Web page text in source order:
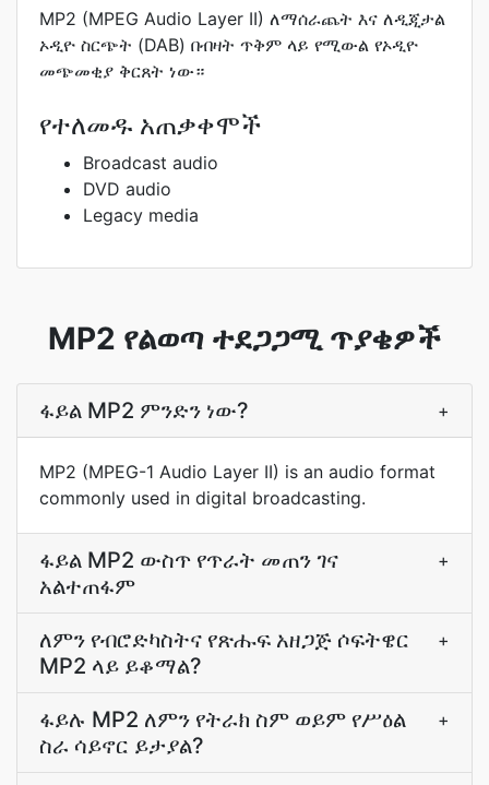
MP2 (MPEG Audio Layer II) ለማሰራጨት እና ለዲጂታል
ኦዲዮ ስርጭት (DAB) በብዛት ጥቅም ላይ የሚውል የኦዲዮ
መጭመቂያ ቅርጸት ነው።
የተለመዱ አጠቃቀሞች
Broadcast audio
DVD audio
Legacy media
MP2 የልወጣ ተደጋጋሚ ጥያቄዎች
ፋይል MP2 ምንድን ነው? +
MP2 (MPEG-1 Audio Layer II) is an audio format
commonly used in digital broadcasting.
ፋይል MP2 ውስጥ የጥራት መጠን ገና
አልተጠፋም
+
ለምን የብሮድካስትና የጽሑፍ አዘጋጅ ሶፍትዌር
MP2 ላይ ይቆማል?
+
ፋይሉ MP2 ለምን የትራክ ስም ወይም የሥዕል
ስራ ሳይኖር ይታያል?
+